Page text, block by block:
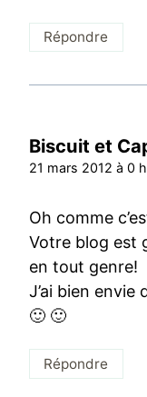
Répondre
Biscuit et
21 mars 2012 à 0
Oh comme
Votre blog est
en tout genre!
J’ai bien envie
🙂 🙂
Répondre